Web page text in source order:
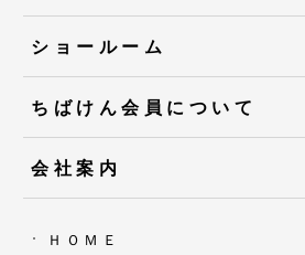
ショールーム
ちばけん会員について
会社案内
ＨＯＭＥ